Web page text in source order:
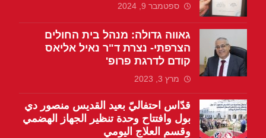
ספטמבר 9, 2024
גאווה גדולה: מנהל בית החולים
הצרפתי- נצרת ד"ר נאיל אליאס
קודם לדרגת פרופ'
מרץ 3, 2023
قدّاس احتفاليّ بعيد القديس منصور دي
بول وافتتاح وحدة تنظير الجهاز الهضمي
وقسم العلاج اليومي